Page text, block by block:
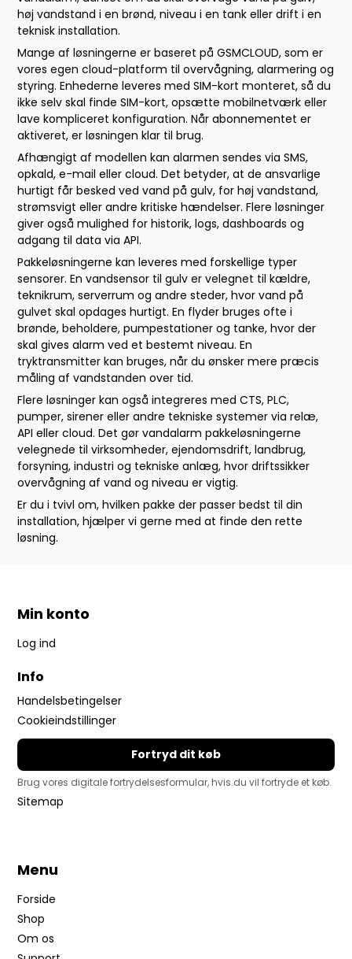
høj vandstand i en brønd, niveau i en tank eller drift i en
teknisk installation.
Mange af løsningerne er baseret på GSMCLOUD, som er
vores egen cloud-platform til overvågning, alarmering og
styring. Enhederne leveres med SIM-kort monteret, så du
ikke selv skal finde SIM-kort, opsætte mobilnetværk eller
lave kompliceret konfiguration. Når abonnementet er
aktiveret, er løsningen klar til brug.
Afhængigt af modellen kan alarmen sendes via SMS,
opkald, e-mail eller cloud. Det betyder, at de ansvarlige
hurtigt får besked ved vand på gulv, for høj vandstand,
strømsvigt eller andre kritiske hændelser. Flere løsninger
giver også mulighed for historik, logs, dashboards og
adgang til data via API.
Pakkeløsningerne kan leveres med forskellige typer
sensorer. En vandsensor til gulv er velegnet til kældre,
teknikrum, serverrum og andre steder, hvor vand på
gulvet skal opdages hurtigt. En flyder bruges ofte i
brønde, beholdere, pumpestationer og tanke, hvor der
skal gives alarm ved et bestemt niveau. En
tryktransmitter kan bruges, når du ønsker mere præcis
måling af vandstanden over tid.
Flere løsninger kan også integreres med CTS, PLC,
pumper, sirener eller andre tekniske systemer via relæ,
API eller cloud. Det gør vandalarm pakkeløsningerne
velegnede til virksomheder, ejendomsdrift, landbrug,
forsyning, industri og tekniske anlæg, hvor driftssikker
overvågning af vand og niveau er vigtig.
Er du i tvivl om, hvilken pakke der passer bedst til din
installation, hjælper vi gerne med at finde den rette
løsning.
Min konto
Log ind
Info
Handelsbetingelser
Cookieindstillinger
Fortryd dit køb
Brug vores digitale fortrydelsesformular, hvis du vil fortryde et køb.
Sitemap
Menu
Forside
Shop
Om os